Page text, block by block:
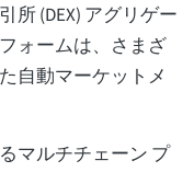
所 (DEX) アグリゲー
ォームは、さまざ
自動マーケットメ
マルチチェーン プ